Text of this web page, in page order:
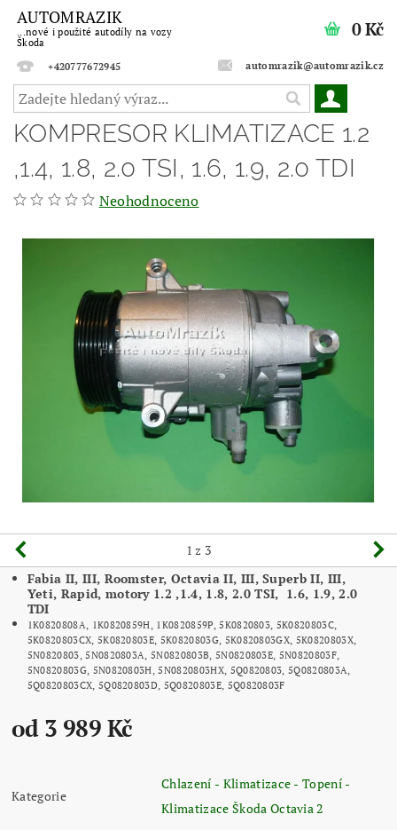
AUTOMRAZIK
...nové i použité autodíly na vozy
Škoda
+420777672945
automrazik@automrazik.cz
0 Kč
KOMPRESOR KLIMATIZACE 1.2
,1.4, 1.8, 2.0 TSI, 1.6, 1.9, 2.0 TDI
Neohodnoceno
1 z 3
Fabia II, III, Roomster, Octavia II, III, Superb II, III,
Yeti, Rapid, motory 1.2 ,1.4, 1.8, 2.0 TSI, 1.6, 1.9, 2.0
TDI
1K0820808A, 1K0820859H, 1K0820859P, 5K0820803, 5K0820803C,
5K0820803CX, 5K0820803E, 5K0820803G, 5K0820803GX, 5K0820803X,
5N0820803, 5N0820803A, 5N0820803B, 5N0820803E, 5N0820803F,
5N0820803G, 5N0820803H, 5N0820803HX, 5Q0820803, 5Q0820803A,
5Q0820803CX, 5Q0820803D, 5Q0820803E, 5Q0820803F
od 3 989 Kč
Kategorie
Chlazení - Klimatizace - Topení -
Klimatizace Škoda Octavia 2